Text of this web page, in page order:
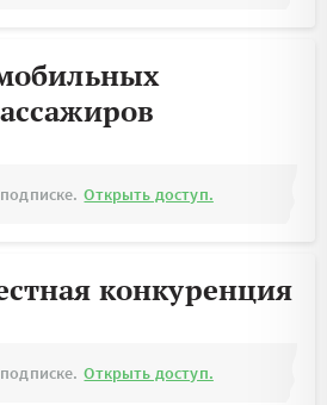
Открыть доступ.
конкуренция
Открыть доступ.